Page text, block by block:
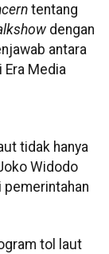
tentang
dengan
antara
Era Media
tidak hanya
Widodo
tol laut